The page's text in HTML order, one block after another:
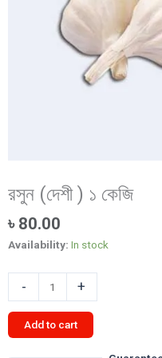
রসুন (দেশী ) ১ কেজি
৳ 80.00
Availability: In stock
-
(দেশী
)
১
+
Add to cart